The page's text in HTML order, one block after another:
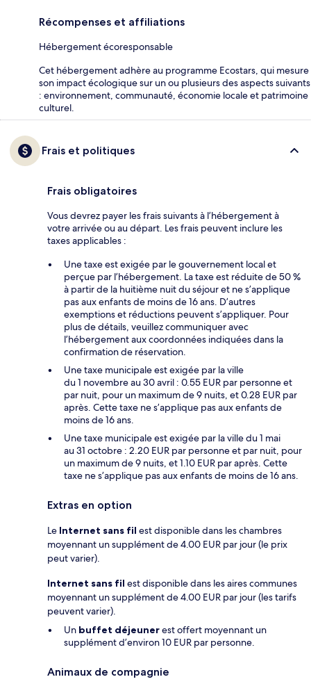
Récompenses et affiliations
Hébergement écoresponsable
Cet hébergement adhère au programme Ecostars, qui mesure
son impact écologique sur un ou plusieurs des aspects suivants
: environnement, communauté, économie locale et patrimoine
culturel.
Frais et politiques
Frais obligatoires
Vous devrez payer les frais suivants à l’hébergement à
votre arrivée ou au départ. Les frais peuvent inclure les
taxes applicables :
Une taxe est exigée par le gouvernement local et
perçue par l’hébergement. La taxe est réduite de 50 %
à partir de la huitième nuit du séjour et ne s’applique
pas aux enfants de moins de 16 ans. D’autres
exemptions et réductions peuvent s’appliquer. Pour
plus de détails, veuillez communiquer avec
l’hébergement aux coordonnées indiquées dans la
confirmation de réservation.
Une taxe municipale est exigée par la ville
du 1 novembre au 30 avril : 0.55 EUR par personne et
par nuit, pour un maximum de 9 nuits, et 0.28 EUR par
après. Cette taxe ne s’applique pas aux enfants de
moins de 16 ans.
Une taxe municipale est exigée par la ville du 1 mai
au 31 octobre : 2.20 EUR par personne et par nuit, pour
un maximum de 9 nuits, et 1.10 EUR par après. Cette
taxe ne s’applique pas aux enfants de moins de 16 ans.
Extras en option
Le Internet sans fil est disponible dans les chambres
moyennant un supplément de 4.00 EUR par jour (le prix
peut varier).
Internet sans fil est disponible dans les aires communes
moyennant un supplément de 4.00 EUR par jour (les tarifs
peuvent varier).
Un buffet déjeunerest offert moyennant un
supplément d’environ 10 EUR par personne.
Animaux de compagnie